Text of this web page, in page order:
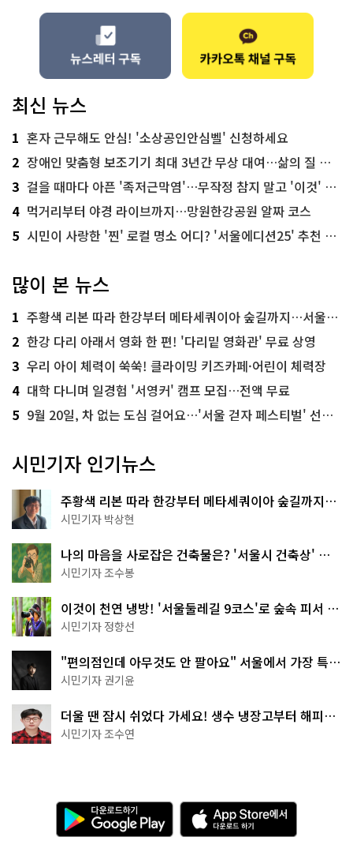
최신 뉴스
1 혼자 근무해도 안심! '소상공인안심벨' 신청하세요
2 장애인 맞춤형 보조기기 최대 3년간 무상 대여…삶의 질 높인다
3 걸을 때마다 아픈 '족저근막염'…무작정 참지 말고 '이것' 해보세요!
4 먹거리부터 야경 라이브까지…망원한강공원 알짜 코스
5 시민이 사랑한 '찐' 로컬 명소 어디? '서울에디션25' 추천 코스
많이 본 뉴스
1 주황색 리본 따라 한강부터 메타세쿼이아 숲길까지…서울둘레길 15코스
2 한강 다리 아래서 영화 한 편! '다리밑 영화관' 무료 상영
3 우리 아이 체력이 쑥쑥! 클라이밍 키즈카페·어린이 체력장
4 대학 다니며 일경험 '서영커' 캠프 모집…전액 무료
5 9월 20일, 차 없는 도심 걸어요…'서울 걷자 페스티벌' 선착순 5천명
시민기자 인기뉴스
주황색 리본 따라 한강부터 메타세쿼이아 숲길까지…
서울둘레길 15코스
시민기자 박상현
나의 마음을 사로잡은 건축물은? '서울시 건축상' 수
상작 공개!
시민기자 조수봉
이것이 천연 냉방! '서울둘레길 9코스'로 숲속 피서 떠
나볼까
시민기자 정향선
"편의점인데 아무것도 안 팔아요" 서울에서 가장 특별
한 편의점의 정체
시민기자 권기윤
더울 땐 잠시 쉬었다 가세요! 생수 냉장고부터 해피소
·무더위쉼터까지
시민기자 조수연
다
운
로
A
p
p